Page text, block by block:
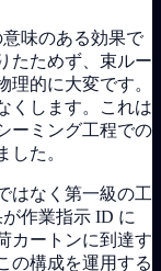
味のある効果で
たためず、束ルー
的に大変です。
くします。これは
ーミング工程での
した。
はなく第一級の工
作業指示 ID に
カートンに到達す
の構成を運用する